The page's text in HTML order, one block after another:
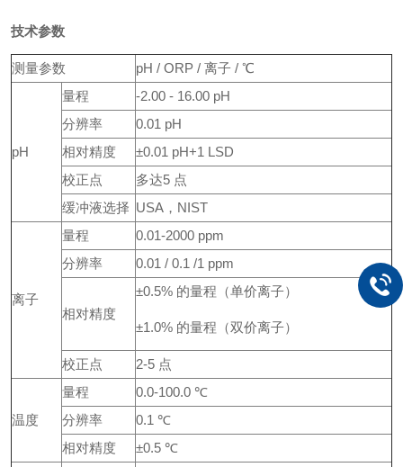
技术参数
测量参数 pH / ORP / 离子 / ℃
pH
量程
-2.00 - 16.00 pH
分辨率
0.01 pH
相对精度
±0.01 pH+1 LSD
校正点
多达5 点
缓冲液选择 USA，NIST
离子
量程
0.01-2000 ppm
分辨率
0.01 / 0.1 /1 ppm
相对精度
±0.5% 的量程（单价离子）
±1.0% 的量程（双价离子）
校正点 2-5 点
温度
量程
0.0-100.0 ℃
分辨率
0.1 ℃
相对精度
±0.5 ℃